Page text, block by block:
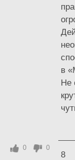
в
Не
8
0 0